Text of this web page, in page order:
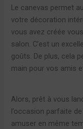
Le canevas permet
votre décoration
vous avez créée
salon. C’est un
goûts. De plus, cela
main pour vos amis
Alors, prêt à vous
l’occasion parfaite
amuser en même